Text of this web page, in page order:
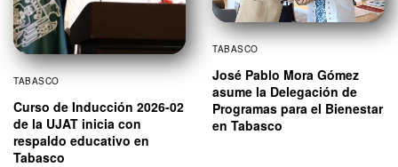
TABASCO
Curso de Inducción 2026-02
de la UJAT inicia con
respaldo educativo en
Tabasco
TABASCO
José Pablo Mora Gómez
asume la Delegación de
Programas para el Bienestar
en Tabasco